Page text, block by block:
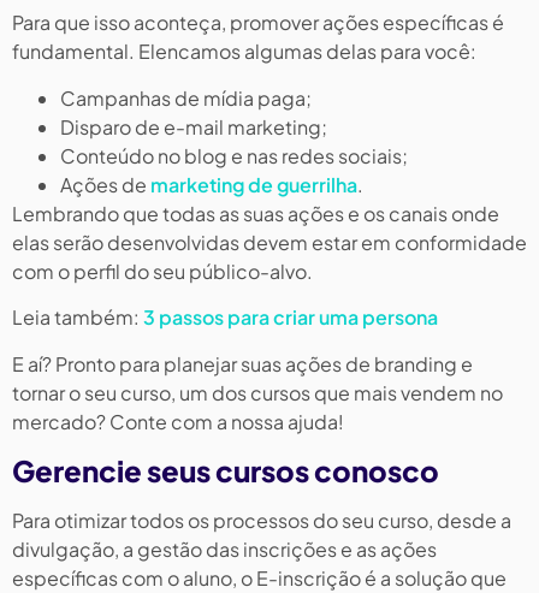
Para que isso aconteça, promover ações específicas é
fundamental. Elencamos algumas delas para você:
Campanhas de mídia paga;
Disparo de e-mail marketing;
Conteúdo no blog e nas redes sociais;
Ações de marketing de guerrilha.
Lembrando que todas as suas ações e os canais onde
elas serão desenvolvidas devem estar em conformidade
com o perfil do seu público-alvo.
Leia também: 3 passos para criar uma persona
E aí? Pronto para planejar suas ações de branding e
tornar o seu curso, um dos cursos que mais vendem no
mercado? Conte com a nossa ajuda!
Gerencie seus cursos conosco
Para otimizar todos os processos do seu curso, desde a
divulgação, a gestão das inscrições e as ações
específicas com o aluno, o E-inscrição é a solução que